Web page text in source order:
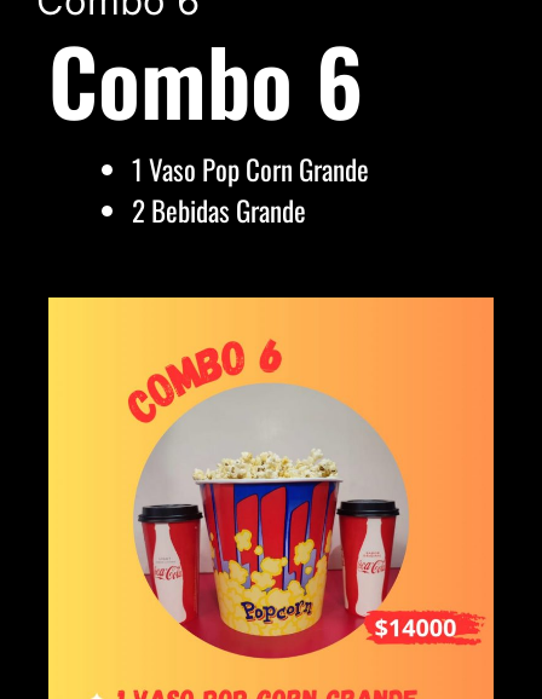
Combo 6
1 Vaso Pop Corn Grande
2 Bebidas Grande